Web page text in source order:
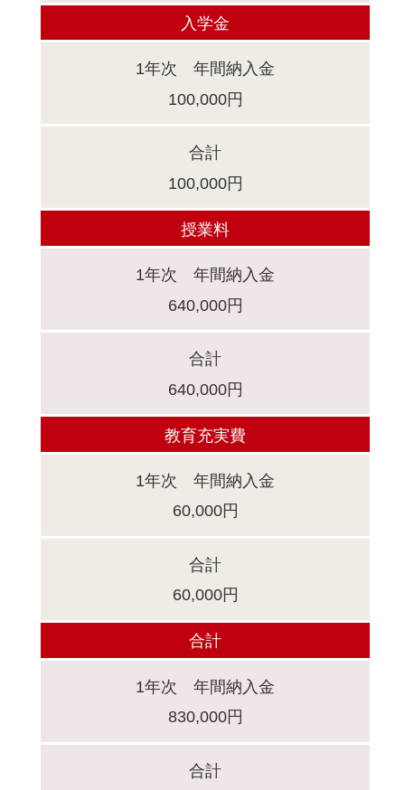
入学金
1年次 年間納入金
100,000円
合計
100,000円
授業料
1年次 年間納入金
640,000円
合計
640,000円
教育充実費
1年次 年間納入金
60,000円
合計
60,000円
合計
1年次 年間納入金
830,000円
合計